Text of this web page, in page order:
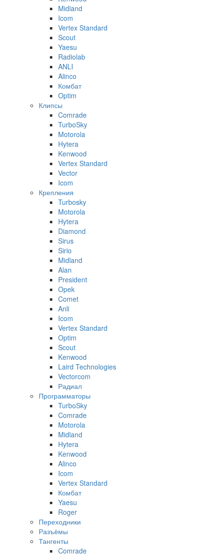
Midland
Icom
Vertex Standard
Scout
Yaesu
Radiolab
ANLI
Alinco
Комбат
Optim
Клипсы
Comrade
TurboSky
Motorola
Hytera
Kenwood
Vertex Standard
Vector
Icom
Крепления
Turbosky
Motorola
Hytera
Diamond
Sirus
Sirio
Midland
Alan
President
Opek
Comet
Anli
Icom
Vertex Standard
Optim
Scout
Kenwood
Laird Technologies
Vectorcom
Радиал
Программаторы
TurboSky
Comrade
Motorola
Midland
Hytera
Kenwood
Alinco
Icom
Vertex Standard
Комбат
Yaesu
Roger
Переходники
Разъёмы
Тангенты
Comrade